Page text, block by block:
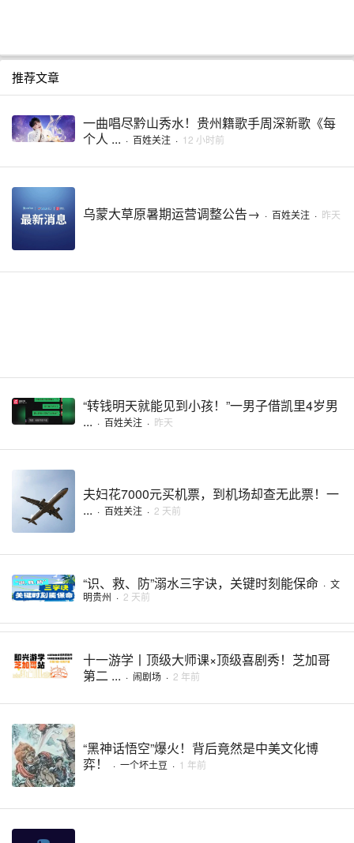
推荐文章
一曲唱尽黔山秀水！贵州籍歌手周深新歌《每
个人 ... · 百姓关注 · 12 小时前
乌蒙大草原暑期运营调整公告→ · 百姓关注 · 昨天
“转钱明天就能见到小孩！”一男子借凯里4岁男
... · 百姓关注 · 昨天
夫妇花7000元买机票，到机场却查无此票！一
... · 百姓关注 · 2 天前
“识、救、防”溺水三字诀，关键时刻能保命 · 文
明贵州 · 2 天前
十一游学丨顶级大师课×顶级喜剧秀！芝加哥
第二 ... · 闹剧场 · 2 年前
“黑神话悟空”爆火！背后竟然是中美文化博
弈！
· 一个坏土豆 · 1 年前